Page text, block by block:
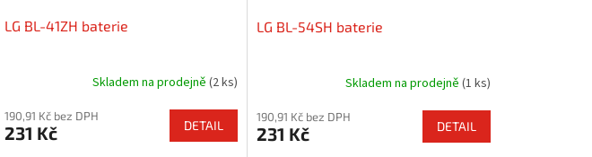
LG BL-41ZH baterie
Skladem na prodejně (2 ks)
190,91 Kč bez DPH
231 Kč DETAIL
LG BL-54SH baterie
Skladem na prodejně (1 ks)
190,91 Kč bez DPH
231 Kč DETAIL